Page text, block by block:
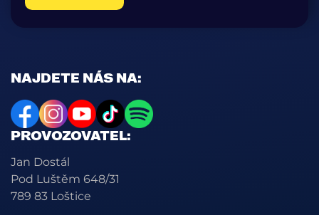
NAJDETE NÁS NA:
PROVOZOVATEL:
Jan Dostál
Pod Luštěm 648/31
789 83 Loštice